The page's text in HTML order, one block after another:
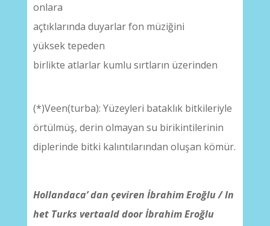
onlara
açtıklarında duyarlar fon müziğini
yüksek tepeden
birlikte atlarlar kumlu sırtların üzerinden
(*)Veen(turba): Yüzeyleri bataklık bitkileriyle
örtülmüş, derin olmayan su birikintilerinin
diplerinde bitki kalıntılarından oluşan kömür.
Hollandaca’ dan çeviren İbrahim Eroğlu / In
het Turks vertaald doorİbrahim Eroğlu